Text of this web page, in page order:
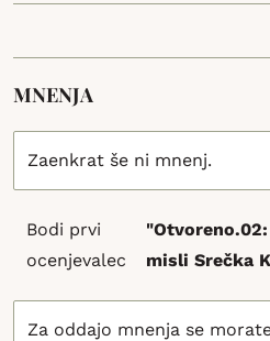
MNENJA
Zaenkrat še ni mnenj.
Bodi prvi
ocenjevalec
misli Srečka
Za oddajo mnenja se